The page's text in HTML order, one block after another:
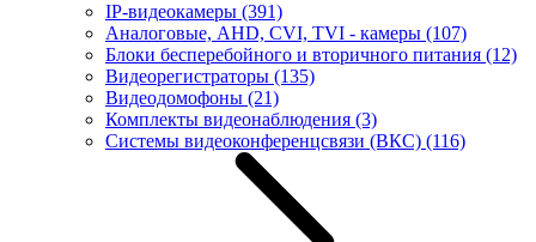
IP-видеокамеры (391)
Аналоговые, AHD, CVI, TVI - камеры (107)
Блоки бесперебойного и вторичного питания (12)
Видеорегистраторы (135)
Видеодомофоны (21)
Комплекты видеонаблюдения (3)
Системы видеоконференцсвязи (ВКС) (116)